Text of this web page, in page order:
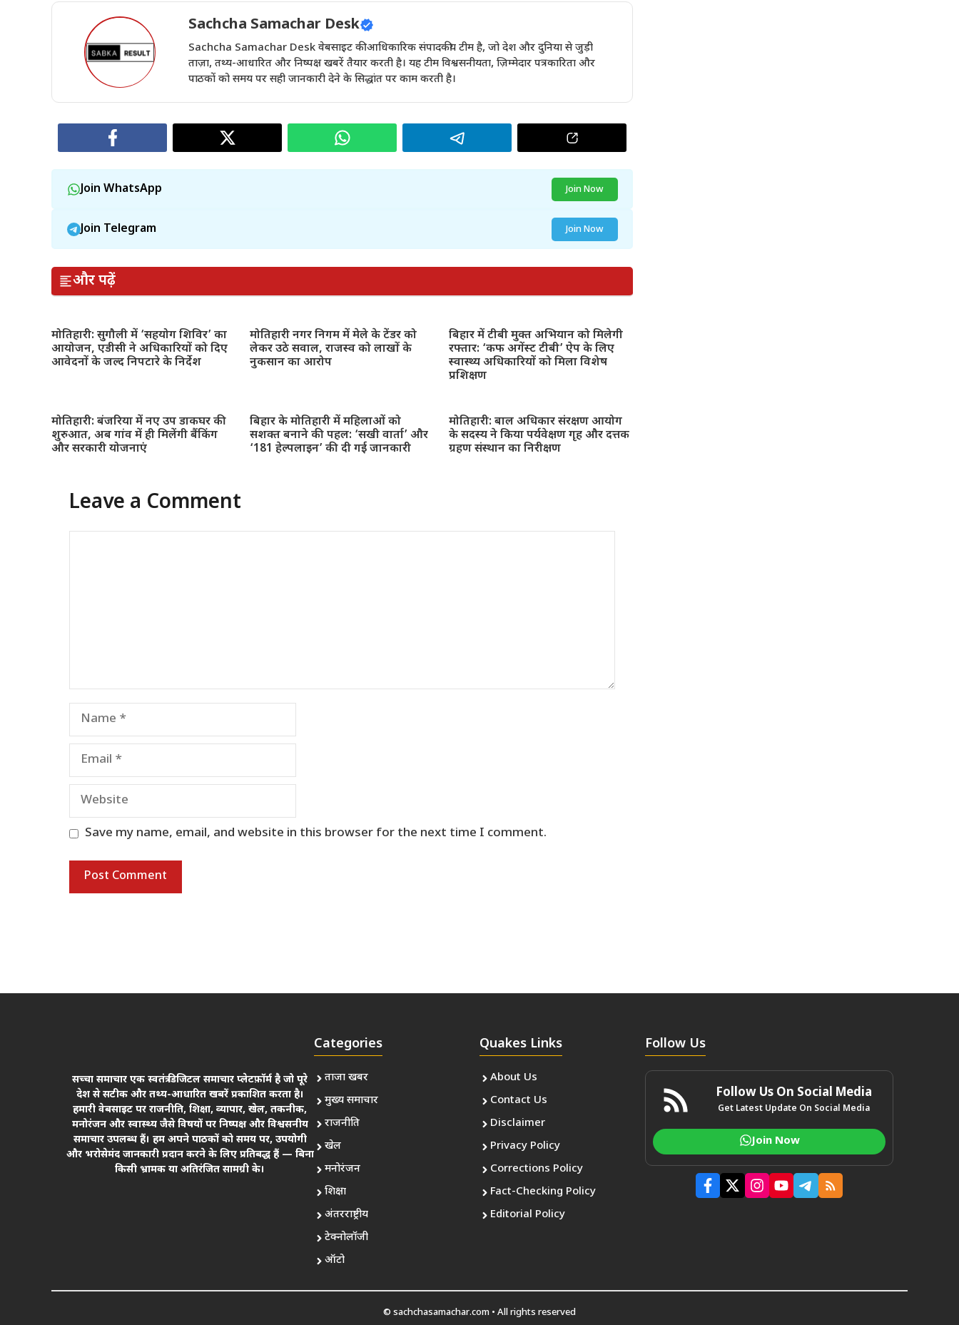
Sachcha Samachar Desk
Sachcha Samachar Desk वेबसाइट की आधिकारिक संपादकीय टीम है, जो देश और दुनिया से जुड़ी
ताज़ा, तथ्य-आधारित और निष्पक्ष खबरें तैयार करती है। यह टीम विश्वसनीयता, ज़िम्मेदार पत्रकारिता और
पाठकों को समय पर सही जानकारी देने के सिद्धांत पर काम करती है।
Join WhatsApp Join Now
Join Telegram Join Now
और पढ़ें
मोतिहारी: सुगौली में ‘सहयोग शिविर’ का
आयोजन, एडीसी ने अधिकारियों को दिए
आवेदनों के जल्द निपटारे के निर्देश
मोतिहारी नगर निगम में मेले के टेंडर को
लेकर उठे सवाल, राजस्व को लाखों के
नुकसान का आरोप
बिहार में टीबी मुक्त अभियान को मिलेगी
रफ्तार: ‘कफ अगेंस्ट टीबी’ ऐप के लिए
स्वास्थ्य अधिकारियों को मिला विशेष
प्रशिक्षण
मोतिहारी: बंजरिया में नए उप डाकघर की
शुरुआत, अब गांव में ही मिलेंगी बैंकिंग
और सरकारी योजनाएं
बिहार के मोतिहारी में महिलाओं को
सशक्त बनाने की पहल: ‘सखी वार्ता’ और
‘181 हेल्पलाइन’ की दी गई जानकारी
मोतिहारी: बाल अधिकार संरक्षण आयोग
के सदस्य ने किया पर्यवेक्षण गृह और दत्तक
ग्रहण संस्थान का निरीक्षण
Leave a Comment
Name
Email
Website
Save my name, email, and website in this browser for the next time I comment.
सच्चा समाचार एक स्वतंत्र डिजिटल समाचार प्लेटफ़ॉर्म है जो पूरे
देश से सटीक और तथ्य-आधारित खबरें प्रकाशित करता है।
हमारी वेबसाइट पर राजनीति, शिक्षा, व्यापार, खेल, तकनीक,
मनोरंजन और स्वास्थ्य जैसे विषयों पर निष्पक्ष और विश्वसनीय
समाचार उपलब्ध हैं। हम अपने पाठकों को समय पर, उपयोगी
और भरोसेमंद जानकारी प्रदान करने के लिए प्रतिबद्ध हैं — बिना
किसी भ्रामक या अतिरंजित सामग्री के।
Categories
ताजा खबर
मुख्य समाचार
राजनीति
खेल
मनोरंजन
शिक्षा
अंतरराष्ट्रीय
टेक्नोलॉजी
ऑटो
Quakes Links
About Us
Contact Us
Disclaimer
Privacy Policy
Corrections Policy
Fact-Checking Policy
Editorial Policy
Follow Us
Follow Us On Social Media
Get Latest Update On Social Media
Join Now
© sachchasamachar.com • All rights reserved